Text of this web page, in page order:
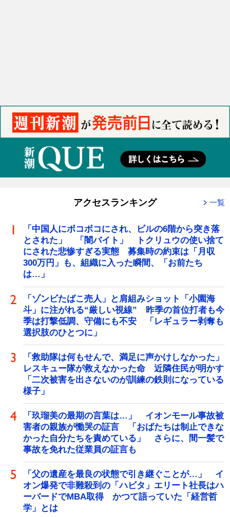
アクセスランキング 一覧
「中国人にボコボコにされ、ビルの6階から突き落
とされた」 「闇バイト」 トクリュウの使い捨て
にされた悲惨すぎる実態 募集時の約束は「月収
300万円」も、組織に入った瞬間、「お前たち
は…」
「ゾンビたばこ売人」と肩組みショット「小園海
斗」に注がれる“厳しい視線” 昨季の首位打者も今
季は打撃低調、守備にも不安 「レギュラー剥奪も
選択肢のひとつに」
「救助隊は何もせんで、満足に声かけしなかった」
レスキュー隊が救えなかった命 近隣住民が明かす
「二次被害を出さないのが訓練の鉄則になっている
様子」
「玖瑠美の最期の言葉は…」 イオンモール事故被
害者の親族が慟哭の証言 「おばたちは制止できな
かった自分たちを責めている」 さらに、間一髪で
事故を免れた従業員の証言も
「父の遺産を最良の状態で引き継ぐことが…」 イ
オン爆発で非難殺到の「ハビタ」エリート社長はハ
ーバードでMBA取得 かつて語っていた「経営哲
学」とは